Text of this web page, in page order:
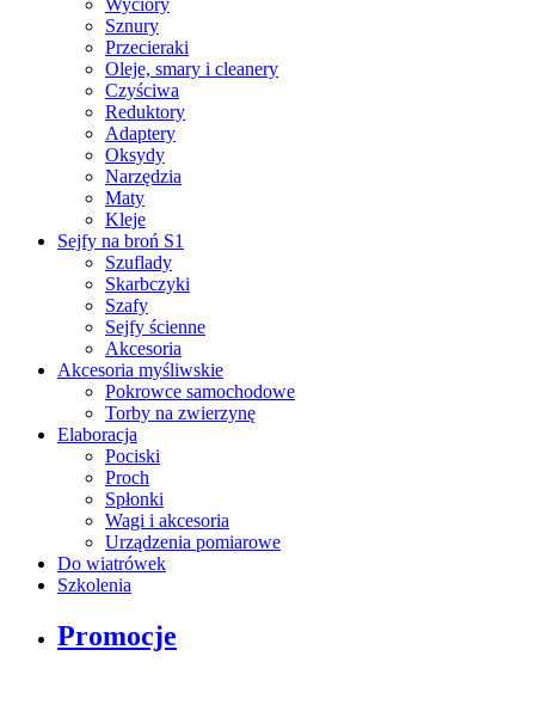
Sznury
Przecieraki
Oleje, smary i cleanery
Czyściwa
Reduktory
Adaptery
Oksydy
Narzędzia
Maty
Kleje
Sejfy na broń S1
Szuflady
Skarbczyki
Szafy
Sejfy ścienne
Akcesoria
Akcesoria myśliwskie
Pokrowce samochodowe
Torby na zwierzynę
Elaboracja
Pociski
Proch
Spłonki
Wagi i akcesoria
Urządzenia pomiarowe
Do wiatrówek
Szkolenia
Promocje